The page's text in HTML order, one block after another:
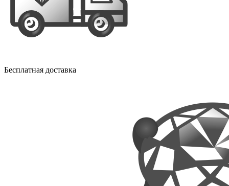
Бесплатная доставка